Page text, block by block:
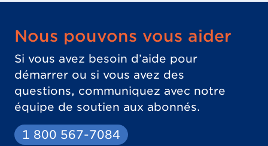
Nous pouvons vous aider
Si vous avez besoin d’aide pour
démarrer ou si vous avez des
questions, communiquez avec notre
équipe de soutien aux abonnés.
1 800 567-7084